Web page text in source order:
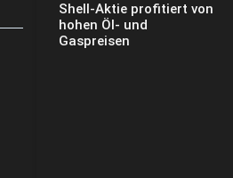
Shell-Aktie profitiert von
hohen Öl- und
Gaspreisen